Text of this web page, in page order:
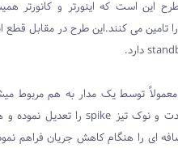
این است که اینورتر و کانورتر
تامین می کنند.این طرح در مقابل
دارد.
معمولاً توسط یک مدار به هم مربوط
و نوک تیز spikeرا تعدیل نموده و
ای را هنگام کاهش جریان فراهم